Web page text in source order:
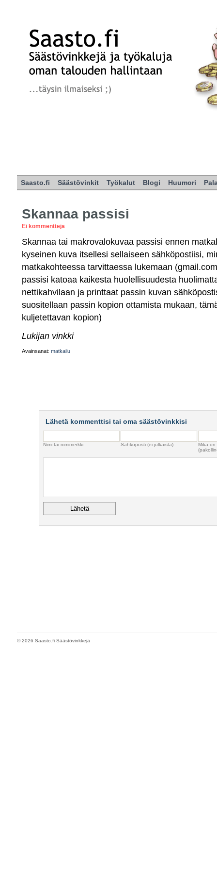
Saasto.fi Säästövinkit Työkalut Blogi Huumori
Skannaa passisi
Ei kommentteja
Skannaa tai makrovalokuvaa passisi ennen
kyseinen kuva itsellesi sellaiseen sähköpostiisi,
matkakohteessa tarvittaessa lukemaan
passisi katoaa kaikesta huolellisuudesta
nettikahvilaan ja printtaat passin kuvan
suositellaan passin kopion ottamista mukaan,
kuljetettavan kopion)
Lukijan vinkki
Avainsanat: matkailu
Lähetä kommenttisi tai oma säästövinkkisi
Nimi tai nimimerkki Sähköposti (ei julkaista)
Mikä
© 2026 Saasto.fi Säästövinkkejä